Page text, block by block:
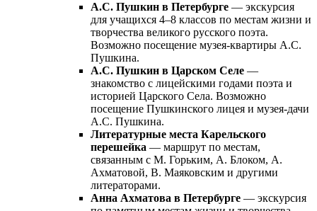
А.С. Пушкин в Петербурге — экскурсия
для учащихся 4–8 классов по местам жизни и
творчества великого русского поэта.
Возможно посещение музея-квартиры А.С.
Пушкина.
А.С. Пушкин в Царском Селе —
знакомство с лицейскими годами поэта и
историей Царского Села. Возможно
посещение Пушкинского лицея и музея-дачи
А.С. Пушкина.
Литературные места Карельского
перешейка — маршрут по местам,
связанным с М. Горьким, А. Блоком, А.
Ахматовой, В. Маяковским и другими
литераторами.
Анна Ахматова в Петербурге — экскурсия